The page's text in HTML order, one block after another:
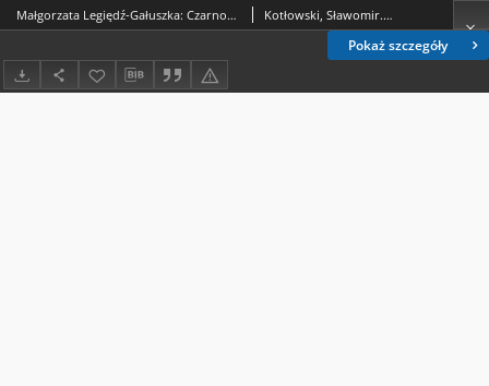
Pokaż szczegóły
Małgorzata Legiędź-Gałuszka: Czarnowski [recenzja] Kotłowski, Sławomir.; Kucharek, Mariusz.